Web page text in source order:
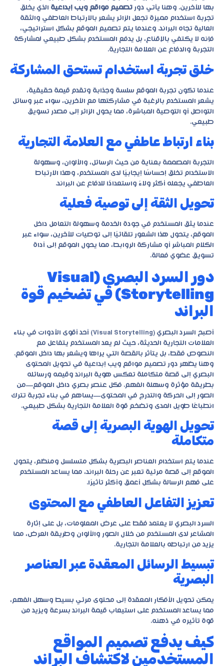
بها للآخرين. وهنا يأتي دور تصميم مواقع ويب إبداعية الذي يخلق
تجربة استخدام مميزة تجعل الزائر يشعر بالارتباط العاطفي والثقة
العالية تجاه البراند. وعندما يتم تصميم الموقع بشكل استراتيجي،
فإنه لا يكتفي بالإقناع، بل يدفع المستخدم بشكل طبيعي لمشاركة
التجربة والدفاع عن العلامة التجارية.
خلق تجربة استخدام تستحق المشاركة
عندما تكون تجربة الموقع سلسة وجذابة وتقدم قيمة حقيقية،
يشعر المستخدم بالرغبة في مشاركتها مع الآخرين، سواء عبر وسائل
التواصل أو التوصية المباشرة، مما يحول الزائر إلى مصدر تسويق
طبيعي.
بناء ارتباط عاطفي مع العلامة التجارية
التجربة المصممة بعناية من حيث الرسائل، والألوان، وسهولة
الاستخدام تخلق إحساسًا إيجابيًا لدى المستخدم، وهذا الارتباط
العاطفي يجعله أكثر ولاءً واستعدادًا للدفاع عن البراند.
تحويل الثقة إلى توصية فعلية
عندما يثق المستخدم في جودة الخدمة وسهولة التعامل داخل
الموقع، يتحول هذا الشعور تلقائيًا إلى توصيات للآخرين، سواء عبر
الكلام المباشر أو مشاركة الروابط، مما يحول الموقع إلى أداة
تسويق عضوي فعالة.
دور السرد البصري (Visual
Storytelling) في تضخيم قوة
البراند
أصبح السرد البصري (Visual Storytelling) أحد أقوى الأدوات في بناء
العلامات التجارية الحديثة، حيث لم يعد المستخدم يتفاعل مع
النصوص فقط، بل يتأثر بالقصة التي يراها ويشعر بها داخل الموقع.
وهنا يظهر دور تصميم مواقع ويب إبداعية في تحويل المحتوى
البصري إلى قصة متكاملة تعكس هوية البراند وقيمه ورسائله
بطريقة مؤثرة وسهلة الفهم. فكل عنصر بصري داخل الموقع—من
الصور إلى الحركة والتدرج في المحتوى—يساهم في بناء تجربة تترك
انطباعًا طويل المدى وتضخم قوة العلامة التجارية بشكل طبيعي.
تحويل الهوية البصرية إلى قصة
متكاملة
عندما يتم استخدام العناصر البصرية بشكل متسلسل ومنظم، يتحول
الموقع إلى قصة مرئية تعبر عن رحلة البراند، مما يساعد المستخدم
على فهم الرسالة بشكل أعمق وأكثر تأثيرًا.
تعزيز التفاعل العاطفي مع المحتوى
السرد البصري لا يعتمد فقط على عرض المعلومات، بل على إثارة
المشاعر لدى المستخدم من خلال الصور والألوان وطريقة العرض، مما
يزيد من ارتباطه بالعلامة التجارية.
تبسيط الرسائل المعقدة عبر العناصر
البصرية
يمكن تحويل الأفكار المعقدة إلى محتوى مرئي بسيط وسهل الفهم،
مما يساعد المستخدم على استيعاب قيمة البراند بسرعة ويزيد من
قوة تأثيره في ذهنه.
كيف يدفع تصميم المواقع
المستخدمين لاكتشاف البراند